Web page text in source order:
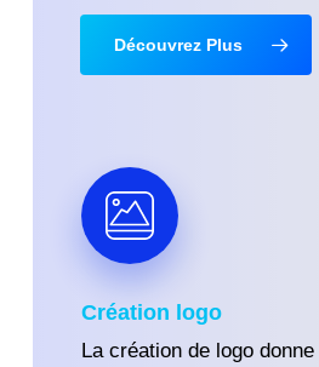
Découvrez Plus
Création logo
La création de logo